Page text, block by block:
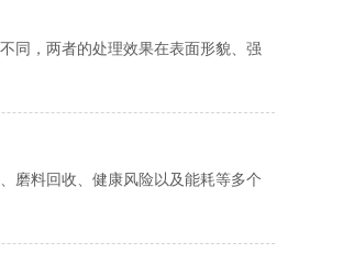
同，两者的处理效果在表面形貌、强
磨料回收、健康风险以及能耗等多个